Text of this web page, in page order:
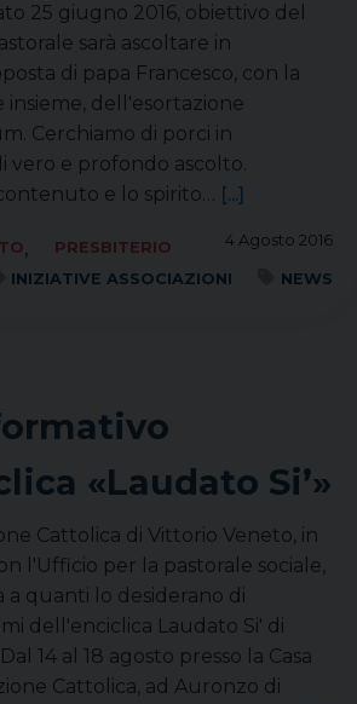
25 giugno 2016, obiettivo del
sarà ascoltare in
di papa Francesco, con la
insieme, dell'esortazione
Cerchiamo di porci in
vero e profondo ascolto.
e lo spirito… [...]
4 Agosto 2016
,
PRESBITERIO
INIZIATIVE ASSOCIAZIONI
NEWS
«Laudato Si’»
Cattolica di Vittorio Veneto, in
l'Ufficio per la pastorale sociale,
a quanti lo desiderano di
dell'enciclica Laudato Si' di
14 al 18 agosto presso la Casa
Cattolica, ad Auronzo di